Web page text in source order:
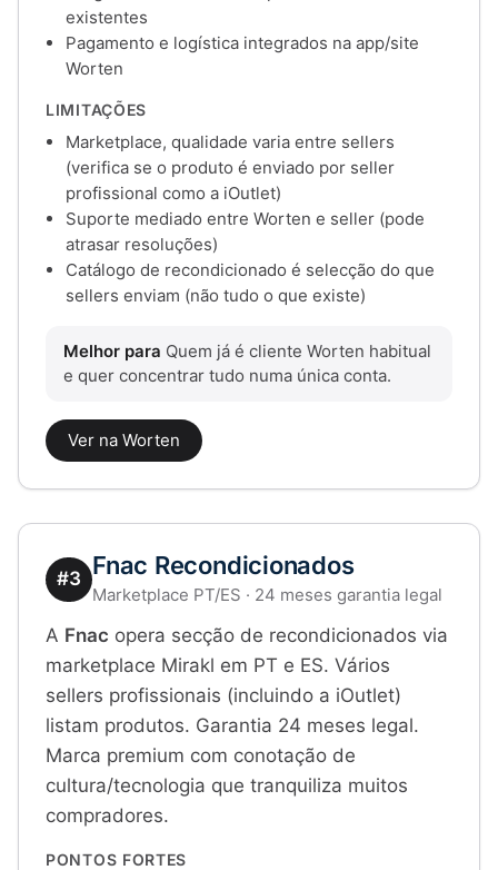
existentes
Pagamento e logística integrados na app/site
Worten
LIMITAÇÕES
Marketplace, qualidade varia entre sellers
(verifica se o produto é enviado por seller
profissional como a iOutlet)
Suporte mediado entre Worten e seller (pode
atrasar resoluções)
Catálogo de recondicionado é selecção do que
sellers enviam (não tudo o que existe)
Melhor para Quem já é cliente Worten habitual
e quer concentrar tudo numa única conta.
Ver na Worten
#3 Fnac Recondicionados
Marketplace PT/ES · 24 meses garantia legal
A Fnac opera secção de recondicionados via
marketplace Mirakl em PT e ES. Vários
sellers profissionais (incluindo a iOutlet)
listam produtos. Garantia 24 meses legal.
Marca premium com conotação de
cultura/tecnologia que tranquiliza muitos
compradores.
PONTOS FORTES